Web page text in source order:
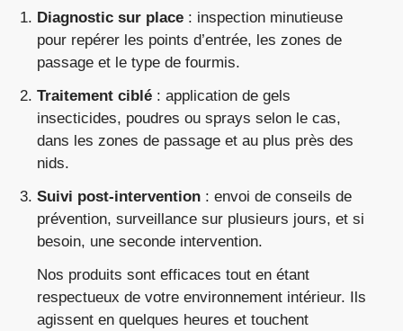
Diagnostic sur place : inspection minutieuse
pour repérer les points d’entrée, les zones de
passage et le type de fourmis.
Traitement ciblé : application de gels
insecticides, poudres ou sprays selon le cas,
dans les zones de passage et au plus près des
nids.
Suivi post-intervention : envoi de conseils de
prévention, surveillance sur plusieurs jours, et si
besoin, une seconde intervention.
Nos produits sont efficaces tout en étant
respectueux de votre environnement intérieur. Ils
agissent en quelques heures et touchent